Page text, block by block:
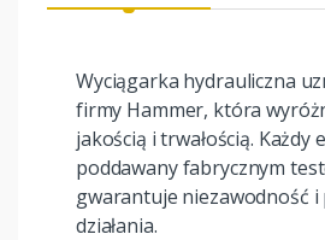
Wyciągarka hydrauliczna
firmy Hammer, która
jakością i trwałością. Każdy
poddawany fabrycznym
gwarantuje niezawodność i
działania.